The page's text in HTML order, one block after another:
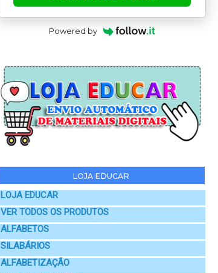
Powered by
LOJA EDUCAR
LOJA EDUCAR
VER TODOS OS PRODUTOS
ALFABETOS
SILABÁRIOS
ALFABETIZAÇÃO